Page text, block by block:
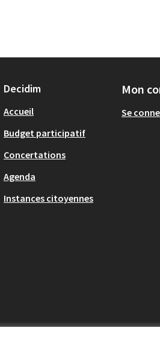
Decidim
Accueil
Budget participatif
Concertations
Agenda
Instances citoyennes
Mon
Se